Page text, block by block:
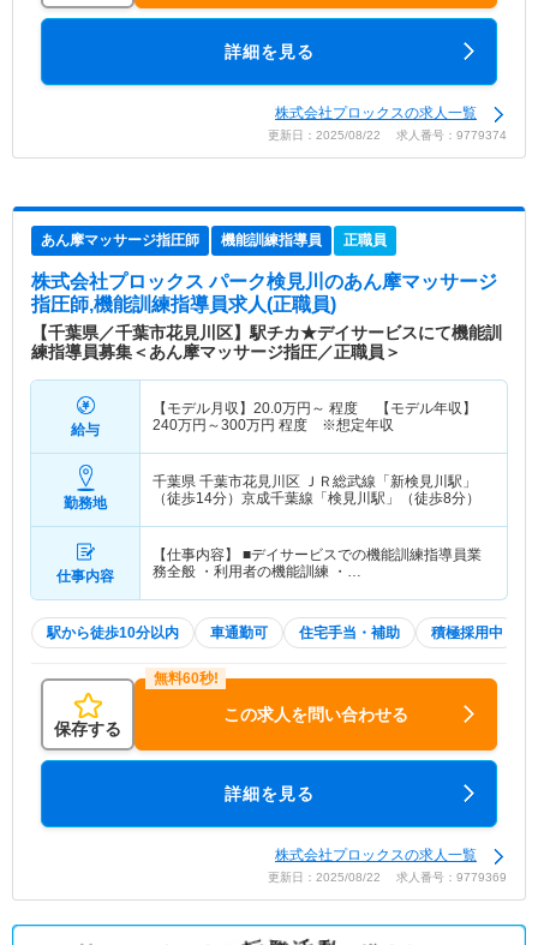
詳細を見る
株式会社プロックスの求人一覧
更新日：2025/08/22 求人番号：9779374
あん摩マッサージ指圧師 機能訓練指導員 正職員
株式会社プロックス パーク検見川 のあん摩マッサージ
指圧師,機能訓練指導員求人(正職員)
【千葉県／千葉市花見川区】駅チカ★デイサービスにて機能訓
練指導員募集＜あん摩マッサージ指圧／正職員＞
給与
【モデル月収】 20.0万円～ 程度 【モデル年収】
240万円～300万円 程度 ※想定年収
勤務地
千葉県 千葉市花見川区 ＪＲ総武線「新検見川駅」
（徒歩14分）京成千葉線「検見川駅」（徒歩8分）
仕事内容
【仕事内容】 ■デイサービスでの機能訓練指導員業
務全般 ・利用者の機能訓練 ・…
駅から徒歩10分以内 車通勤可 住宅手当・補助 積極採用中
保存する
この求人を問い合わせる
詳細を見る
株式会社プロックスの求人一覧
更新日：2025/08/22 求人番号：9779369